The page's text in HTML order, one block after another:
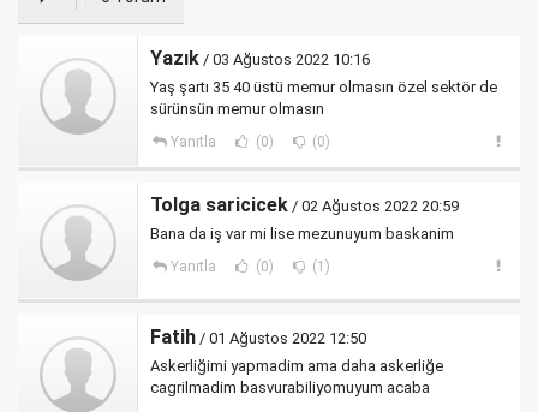
Yazık / 03 Ağustos 2022 10:16
Yaş şartı 35 40 üstü memur olmasın özel sektör de
sürünsün memur olmasın
Yanıtla (0) (0)
Tolga saricicek / 02 Ağustos 2022 20:59
Bana da iş var mi lise mezunuyum baskanim
Yanıtla (0) (1)
Fatih / 01 Ağustos 2022 12:50
Askerliğimi yapmadim ama daha askerliğe
cagrilmadim basvurabiliyomuyum acaba